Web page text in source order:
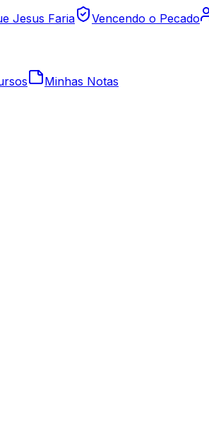
Jesus Faria Vencendo o Pecado
Minhas Notas